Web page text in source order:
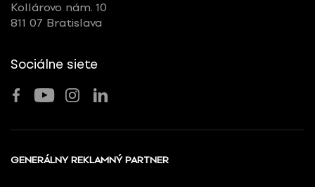
Kollárovo nám. 10
811 07 Bratislava
Sociálne siete
GENERÁLNY REKLAMNÝ PARTNER